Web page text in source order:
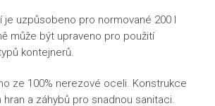
je uzpůsobeno pro normované 200 l
může být upraveno pro použití
kontejnerů.
ze 100% nerezové oceli. Konstrukce
a záhybů pro snadnou sanitaci.